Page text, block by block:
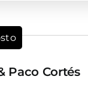
Paco Cortés